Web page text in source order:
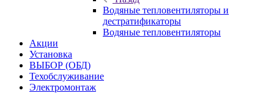
Водяные тепловентиляторы и
дестратификаторы
Водяные тепловентиляторы
Акции
Установка
ВЫБОР (ОБД)
Техобслуживание
Электромонтаж